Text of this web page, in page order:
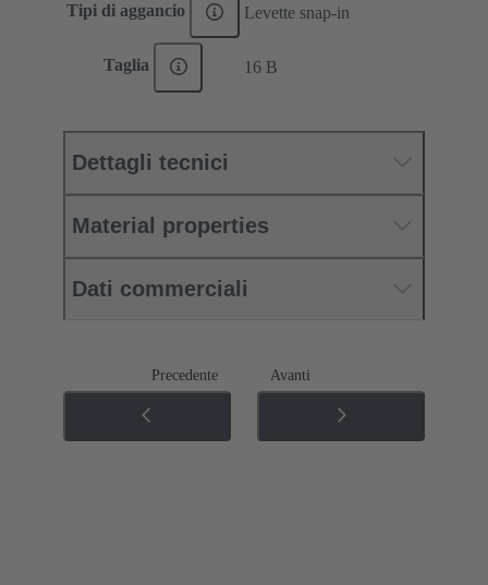
Tipi di aggancio Levette snap-in
Taglia 16 B
Dettagli tecnici
Material properties
Dati commerciali
Precedente Avanti